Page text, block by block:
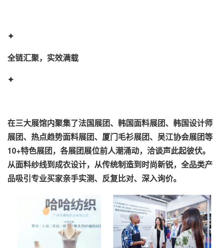
✦
全链汇聚，实效满载
✦
在三大展馆内聚集了法国展团、韩国面料展团、韩国设计师
展团、热点趋势面料展团、厦门毛衫展团、吴江协会展团等
10+特色展团，各展团展位前人潮涌动，洽谈声此起彼伏。
从面料纱线到成衣设计，从传统制造到时尚新锐，全品类产
品吸引专业买家亲手实测、反复比对、深入询价。